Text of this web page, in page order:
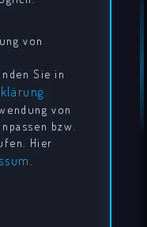
von
Sie in
von
bzw.
Hier